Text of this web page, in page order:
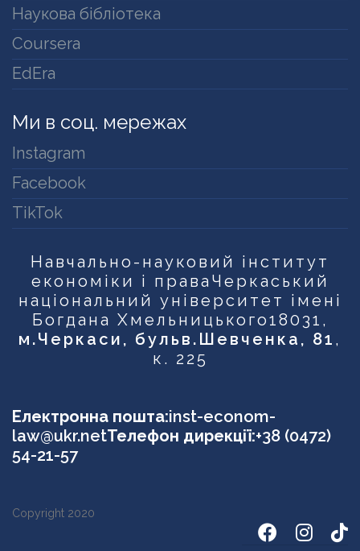
Наукова бібліотека
Coursera
EdEra
Ми в соц. мережах
Instagram
Facebook
TikTok
Навчально-науковий інститут
економіки і права Черкаський
національний університет імені
Богдана Хмельницького18031,
м.Черкаси, бульв.Шевченка, 81 ,
к. 225
Електронна пошта:inst-econom-
law@ukr.netТелефон дирекції:+38 (0472)
54-21-57
Copyright 2020